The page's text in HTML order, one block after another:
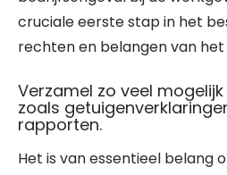
cruciale eerste stap in het
rechten en belangen van
Verzamel zo veel
zoals
rapporten.
Het is van essentieel belang